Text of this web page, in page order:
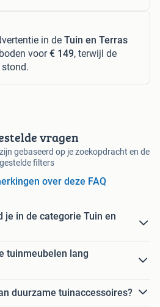
in de Tuin en Terras
voor€ 149, terwijl de
stond.
vragen
gebaseerd op je zoekopdracht en de
filters
over deze FAQ
je in de categorie Tuin en
tuinmeubelen lang
duurzame tuinaccessoires?